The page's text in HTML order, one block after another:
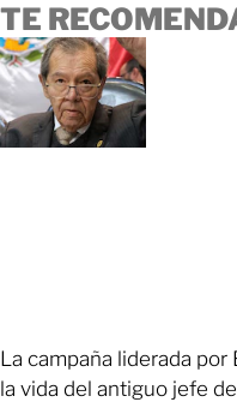
TE
La campaña liderada
la vida del antiguo jefe